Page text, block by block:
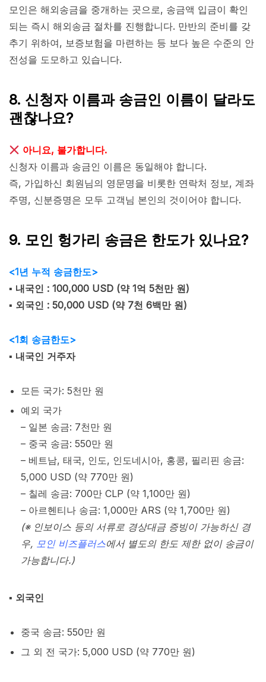
모인은 해외송금을 중개하는 곳으로, 송금액 입금이 확인
되는 즉시 해외송금 절차를 진행합니다. 만반의 준비를 갖
추기 위하여, 보증보험을 마련하는 등 보다 높은 수준의 안
전성을 도모하고 있습니다.
8. 신청자 이름과 송금인 이름이 달라도
괜찮나요?
아니요, 불가합니다.
신청자 이름과 송금인 이름은 동일해야 합니다.
즉, 가입하신 회원님의 영문명을 비롯한 연락처 정보, 계좌
주명, 신분증명은 모두 고객님 본인의 것이어야 합니다.
9. 모인 헝가리 송금은 한도가 있나요?
<1년 누적 송금한도>
▪︎ 내국인 : 100,000 USD (약 1억 5천만 원)
▪︎ 외국인 : 50,000 USD (약 7천 6백만 원)
<1회 송금한도>
▪︎ 내국인 거주자
모든 국가: 5천만 원
예외 국가
– 일본 송금: 7천만 원
– 중국 송금: 550만 원
– 베트남, 태국, 인도, 인도네시아, 홍콩, 필리핀 송금:
5,000 USD (약 770만 원)
– 칠레 송금: 700만 CLP (약 1,100만 원)
– 아르헨티나 송금: 1,000만 ARS (약 1,700만 원)
(※ 인보이스 등의 서류로 경상대금 증빙이 가능하신 경
우, 모인 비즈플러스에서 별도의 한도 제한 없이 송금이
가능합니다.)
▪︎ 외국인
중국 송금: 550만 원
그 외 전 국가: 5,000 USD (약 770만 원)